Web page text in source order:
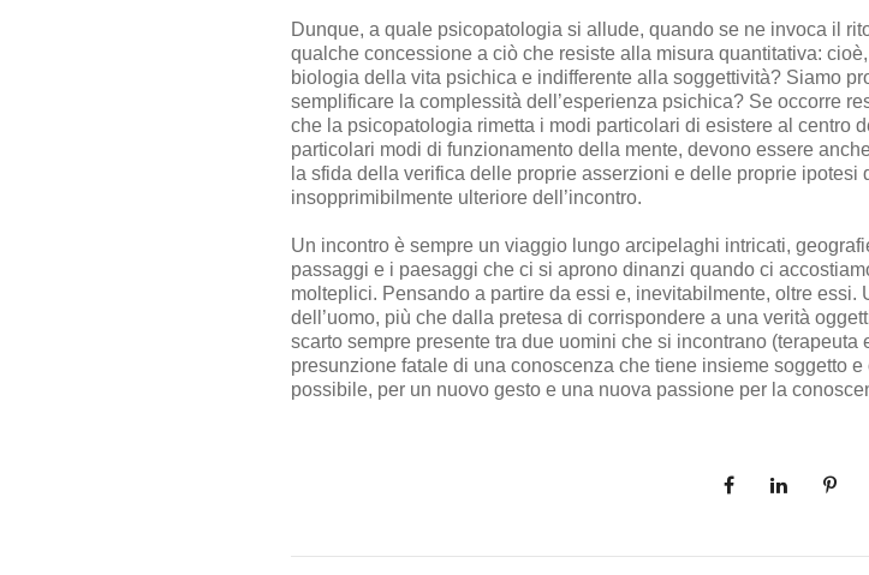
Dunque, a quale psicopatologia si allude, quando se ne invoca il
qualche concessione a ciò che resiste alla misura quantitativa:
biologia della vita psichica e indifferente alla soggettività? Siamo
semplificare la complessità dell’esperienza psichica? Se occorre
che la psicopatologia rimetta i modi particolari di esistere al centro
particolari modi di funzionamento della mente, devono essere
la sfida della verifica delle proprie asserzioni e delle proprie
insopprimibilmente ulteriore dell’incontro.
Un incontro è sempre un viaggio lungo arcipelaghi intricati,
passaggi e i paesaggi che ci si aprono dinanzi quando ci
molteplici. Pensando a partire da essi e, inevitabilmente, oltre essi.
dell’uomo, più che dalla pretesa di corrispondere a una verità
scarto sempre presente tra due uomini che si incontrano (terapeuta
presunzione fatale di una conoscenza che tiene insieme soggetto
possibile, per un nuovo gesto e una nuova passione per la